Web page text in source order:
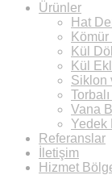
Ürünler
Hat
Kül
Kül
Siklon
Vana
Yedek
Referanslar
İletişim
Hizmet